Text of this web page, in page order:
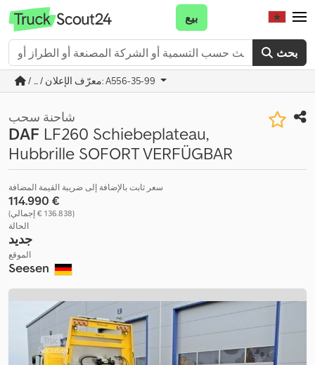
بحث
بيع
/ ... / معرّف الإعلان: A556-35-99
شاحنة سحب
DAF LF260 Schiebeplateau,
Hubbrille SOFORT VERFÜGBAR
سعر ثابت بالإضافة إلى ضريبة القيمة المضافة
‏114.990 €
(‏136.838 € إجمالي)
الحالة
جديد
الموقع
Seesen